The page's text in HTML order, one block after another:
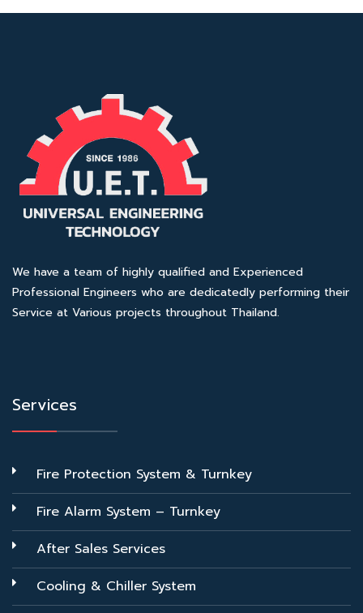
We have a team of highly qualified and Experienced
Professional Engineers who are dedicatedly performing their
Service at Various projects throughout Thailand.
Services
Fire Protection System & Turnkey
Fire Alarm System – Turnkey
After Sales Services
Cooling & Chiller System